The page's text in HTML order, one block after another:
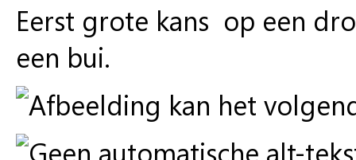
Eerst grote kans op een
een bui.